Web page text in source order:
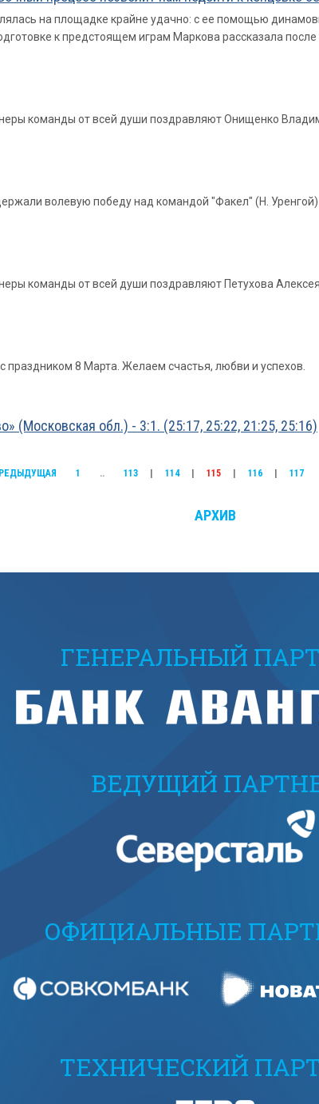
на площадке крайне удачно: с ее помощью
к предстоящем играм Маркова рассказала
команды от всей души поздравляют Онищенко
волевую победу над командой "Факел" (Н. Уренгой)
команды от всей души поздравляют Петухова
8 Марта. Желаем счастья, любви и успехов.
(Московская обл.) - 3:1. (25:17, 25:22, 21:25, 25:16)
1 .. 113 114 115 116 117
АРХИВ
ГЕНЕРАЛЬНЫЙ
ВЕДУЩИЙ
ОФИЦИАЛЬНЫЕ
ТЕХНИЧЕСКИЙ